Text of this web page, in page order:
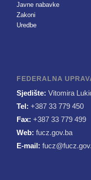
Javne nabavke
Zakoni
Uredbe
FEDERALNA
Sjedište: Vitomira
Tel: +387 33 779 450
Fax: +387 33 779 499
Web: fucz.gov.ba
E-mail: